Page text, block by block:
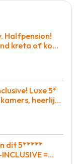
Halfpension!
kreta of kom
Luxe 5*
heerlijk
dit 5*****
=